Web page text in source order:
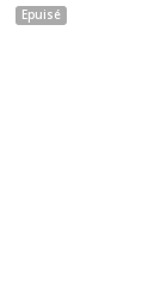
Epuisé